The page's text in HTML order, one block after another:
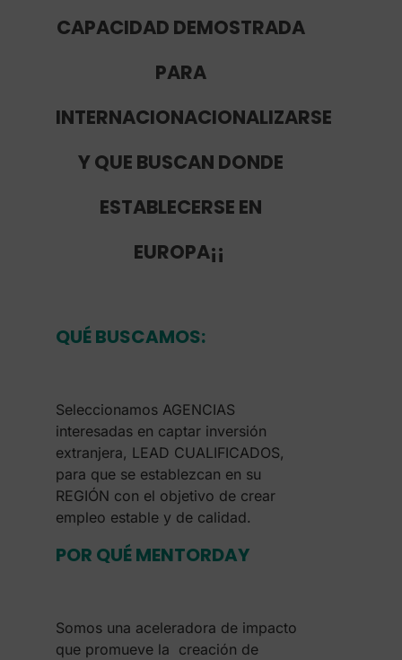
CAPACIDAD DEMOSTRADA
PARA
INTERNACIONACIONALIZARSE
Y QUE BUSCAN DONDE
ESTABLECERSE EN
EUROPA¡¡
QUÉ BUSCAMOS:
Seleccionamos AGENCIAS
interesadas en captar inversión
extranjera, LEAD CUALIFICADOS,
para que se establezcan en su
REGIÓN con el objetivo de crear
empleo estable y de calidad.
POR QUÉ MENTORDAY
Somos una aceleradora de impacto
que promueve la creación de